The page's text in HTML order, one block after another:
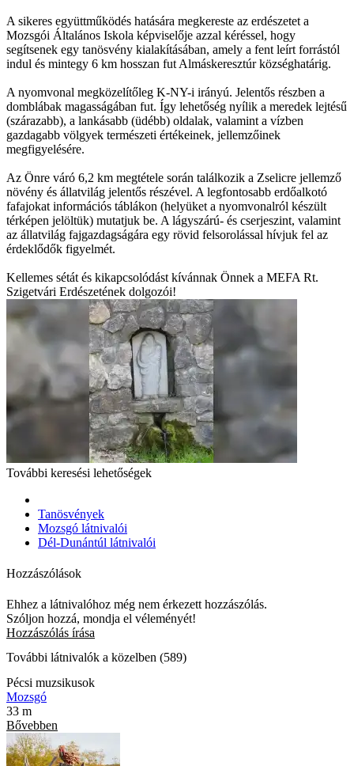
A sikeres együttműködés hatására megkereste az erdészetet a
Mozsgói Általános Iskola képviselője azzal kéréssel, hogy
segítsenek egy tanösvény kialakításában, amely a fent leírt forrástól
indul és mintegy 6 km hosszan fut Almáskeresztúr községhatárig.
A nyomvonal megközelítőleg K-NY-i irányú. Jelentős részben a
domblábak magasságában fut. Így lehetőség nyílik a meredek lejtésű
(szárazabb), a lankásabb (üdébb) oldalak, valamint a vízben
gazdagabb völgyek természeti értékeinek, jellemzőinek
megfigyelésére.
Az Önre váró 6,2 km megtétele során találkozik a Zselicre jellemző
növény és állatvilág jelentős részével. A legfontosabb erdőalkotó
fafajokat információs táblákon (helyüket a nyomvonalról készült
térképen jelöltük) mutatjuk be. A lágyszárú- és cserjeszint, valamint
az állatvilág fajgazdagságára egy rövid felsorolással hívjuk fel az
érdeklődők figyelmét.
Kellemes sétát és kikapcsolódást kívánnak Önnek a MEFA Rt.
Szigetvári Erdészetének dolgozói!
További keresési lehetőségek
Tanösvények
Mozsgó látnivalói
Dél-Dunántúl látnivalói
Hozzászólások
Ehhez a látnivalóhoz még nem érkezett hozzászólás.
Szóljon hozzá, mondja el véleményét!
Hozzászólás írása
További látnivalók a közelben (589)
Pécsi muzsikusok
Mozsgó
33 m
Bővebben